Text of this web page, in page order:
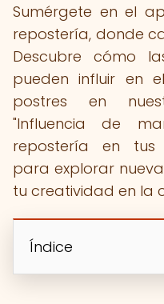
Sumérgete en el
repostería, donde
Descubre cómo
pueden influir en
postres en
"Influencia de
repostería en tus
para explorar
tu creatividad en la
Índice